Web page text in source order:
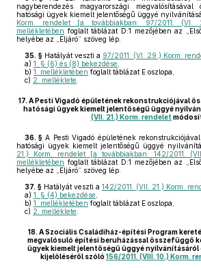
nagyberendezés magyarországi megvalósításával
hatósági ügyek kiemelt jelentőségű üggyé
Korm. rendelet [a továbbiakban: 97/2011. (VI.
mellékletében foglalt táblázat D:1 mezőjében az
helyébe az „Eljáró” szöveg lép.
35. § Hatályát veszti a 97/2011. (VI. 29.) Korm.
a) 1. § (6) és (8) bekezdése
b) 1. mellékletében foglalt táblázat E oszlopa,
c) 2. melléklete
17. A Pesti Vigadó épületének rekonstrukciójával
hatósági ügyek kiemelt jelentőségű üggyé
(VII. 21.) Korm. rendelet
36. § A Pesti Vigadó épületének
hatósági ügyek kiemelt jelentőségű üggyé
21.) Korm. rendelet [a továbbiakban: 142/2011.
mellékletében foglalt táblázat D:1 mezőjében az
helyébe az „Eljáró” szöveg lép.
37. § Hatályát veszti a 142/2011. (VII. 21.) Korm.
a) 1. § (4) bekezdése
b) 1. mellékletében foglalt táblázat E oszlopa,
c) 2. melléklete
18. A Szociális Családiház-építési Program
megvalósuló építési beruházással összefüggő
ügyek kiemelt jelentőségű üggyé nyilvánításáról
kijelöléséről szóló 156/2011. (VIII. 10.) Korm.